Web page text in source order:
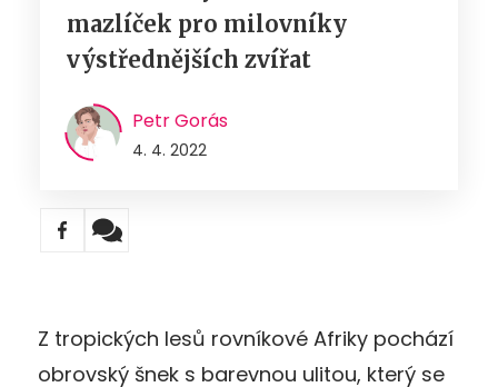
mazlíček pro milovníky
výstřednějších zvířat
Petr Gorás
4. 4. 2022
Z tropických lesů rovníkové Afriky pochází
obrovský šnek s barevnou ulitou, který se